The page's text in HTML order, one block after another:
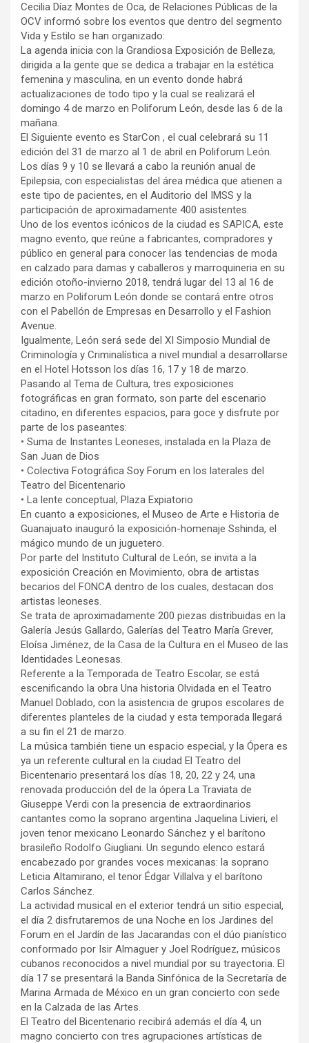
Cecilia Díaz Montes de Oca, de Relaciones Públicas de la
OCV informó sobre los eventos que dentro del segmento
Vida y Estilo se han organizado:
La agenda inicia con la Grandiosa Exposición de Belleza,
dirigida a la gente que se dedica a trabajar en la estética
femenina y masculina, en un evento donde habrá
actualizaciones de todo tipo y la cual se realizará el
domingo 4 de marzo en Poliforum León, desde las 6 de la
mañana.
El Siguiente evento es StarCon , el cual celebrará su 11
edición del 31 de marzo al 1 de abril en Poliforum León.
Los días 9 y 10 se llevará a cabo la reunión anual de
Epilepsia, con especialistas del área médica que atienen a
este tipo de pacientes, en el Auditorio del IMSS y la
participación de aproximadamente 400 asistentes.
Uno de los eventos icónicos de la ciudad es SAPICA, este
magno evento, que reúne a fabricantes, compradores y
público en general para conocer las tendencias de moda
en calzado para damas y caballeros y marroquineria en su
edición otoño-invierno 2018, tendrá lugar del 13 al 16 de
marzo en Poliforum León donde se contará entre otros
con el Pabellón de Empresas en Desarrollo y el Fashion
Avenue.
Igualmente, León será sede del XI Simposio Mundial de
Criminología y Criminalística a nivel mundial a desarrollarse
en el Hotel Hotsson los días 16, 17 y 18 de marzo.
Pasando al Tema de Cultura, tres exposiciones
fotográficas en gran formato, son parte del escenario
citadino, en diferentes espacios, para goce y disfrute por
parte de los paseantes:
• Suma de Instantes Leoneses, instalada en la Plaza de
San Juan de Dios
• Colectiva Fotográfica Soy Forum en los laterales del
Teatro del Bicentenario
• La lente conceptual, Plaza Expiatorio
En cuanto a exposiciones, el Museo de Arte e Historia de
Guanajuato inauguró la exposición-homenaje Sshinda, el
mágico mundo de un juguetero.
Por parte del Instituto Cultural de León, se invita a la
exposición Creación en Movimiento, obra de artistas
becarios del FONCA dentro de los cuales, destacan dos
artistas leoneses.
Se trata de aproximadamente 200 piezas distribuidas en la
Galería Jesús Gallardo, Galerías del Teatro María Grever,
Eloísa Jiménez, de la Casa de la Cultura en el Museo de las
Identidades Leonesas.
Referente a la Temporada de Teatro Escolar, se está
escenificando la obra Una historia Olvidada en el Teatro
Manuel Doblado, con la asistencia de grupos escolares de
diferentes planteles de la ciudad y esta temporada llegará
a su fin el 21 de marzo.
La música también tiene un espacio especial, y la Ópera es
ya un referente cultural en la ciudad El Teatro del
Bicentenario presentará los días 18, 20, 22 y 24, una
renovada producción del de la ópera La Traviata de
Giuseppe Verdi con la presencia de extraordinarios
cantantes como la soprano argentina Jaquelina Livieri, el
joven tenor mexicano Leonardo Sánchez y el barítono
brasileño Rodolfo Giugliani. Un segundo elenco estará
encabezado por grandes voces mexicanas: la soprano
Leticia Altamirano, el tenor Édgar Villalva y el barítono
Carlos Sánchez.
La actividad musical en el exterior tendrá un sitio especial,
el día 2 disfrutaremos de una Noche en los Jardines del
Forum en el Jardín de las Jacarandas con el dúo pianístico
conformado por Isir Almaguer y Joel Rodríguez, músicos
cubanos reconocidos a nivel mundial por su trayectoria. El
día 17 se presentará la Banda Sinfónica de la Secretaría de
Marina Armada de México en un gran concierto con sede
en la Calzada de las Artes.
El Teatro del Bicentenario recibirá además el día 4, un
magno concierto con tres agrupaciones artísticas de